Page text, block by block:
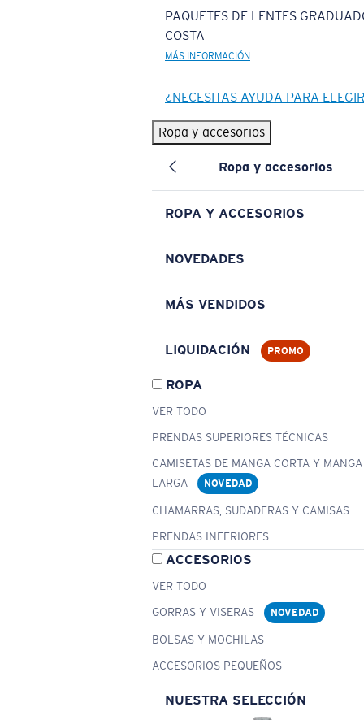
PAQUETES DE LENTES
COSTA
MÁS INFORMACIÓN
¿NECESITAS AYUDA PARA
Ropa y accesorios
Ropa y accesorios
ROPA Y ACCESORIOS
NOVEDADES
MÁS VENDIDOS
LIQUIDACIÓN PROMO
ROPA
VER TODO
PRENDAS SUPERIORES TÉCNICAS
CAMISETAS DE MANGA CORTA Y MANGA
LARGA
NOVEDAD
CHAMARRAS, SUDADERAS Y CAMISAS
PRENDAS INFERIORES
ACCESORIOS
VER TODO
GORRAS Y VISERAS
NOVEDAD
BOLSAS Y MOCHILAS
ACCESORIOS PEQUEÑOS
NUESTRA SELECCIÓN